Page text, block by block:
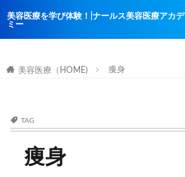
美容医療を学び体験！|ナールス美容医療アカデ
ミー
美容医療（HOME) 痩身
TAG
痩身